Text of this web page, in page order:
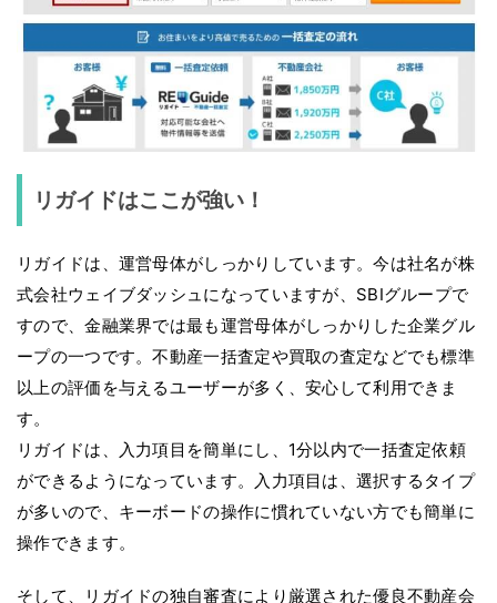
リガイドはここが強い！
リガイドは、運営母体がしっかりしています。今は社名が株
式会社ウェイブダッシュになっていますが、SBIグループで
すので、金融業界では最も運営母体がしっかりした企業グル
ープの一つです。不動産一括査定や買取の査定などでも標準
以上の評価を与えるユーザーが多く、安心して利用できま
す。
リガイドは、入力項目を簡単にし、1分以内で一括査定依頼
ができるようになっています。入力項目は、選択するタイプ
が多いので、キーボードの操作に慣れていない方でも簡単に
操作できます。
そして、リガイドの独自審査により厳選された優良不動産会